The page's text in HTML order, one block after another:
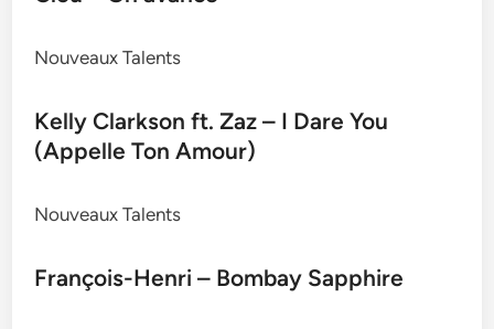
Nouveaux Talents
Kelly Clarkson ft. Zaz – I Dare You
(Appelle Ton Amour)
Nouveaux Talents
François-Henri – Bombay Sapphire